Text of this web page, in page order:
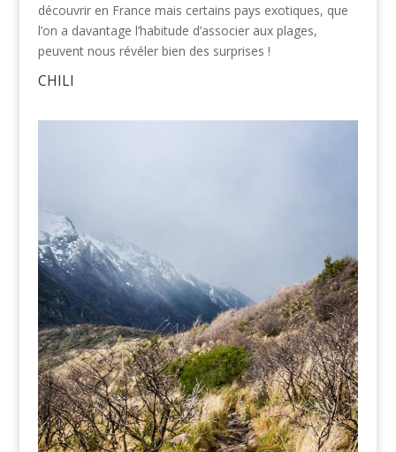
découvrir en France mais certains pays exotiques, que
l’on a davantage l’habitude d’associer aux plages,
peuvent nous révéler bien des surprises !
CHILI